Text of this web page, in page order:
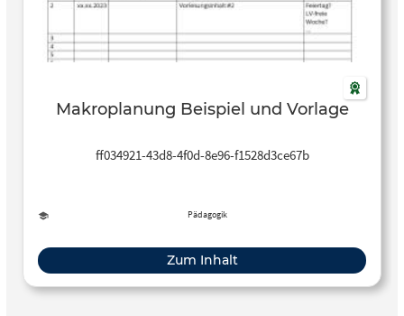
Makroplanung Beispiel und Vorlage
ff034921-43d8-4f0d-8e96-f1528d3ce67b
Pädagogik
Zum Inhalt